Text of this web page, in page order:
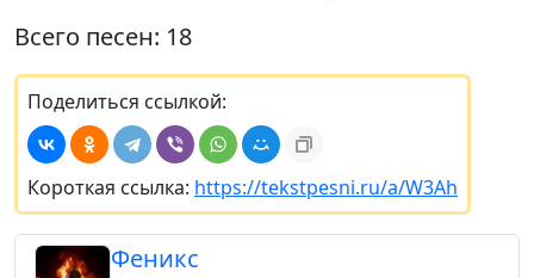
Всего песен: 18
Поделиться ссылкой:
Короткая ссылка: https://tekstpesni.ru/a/W3Ah
Феникс